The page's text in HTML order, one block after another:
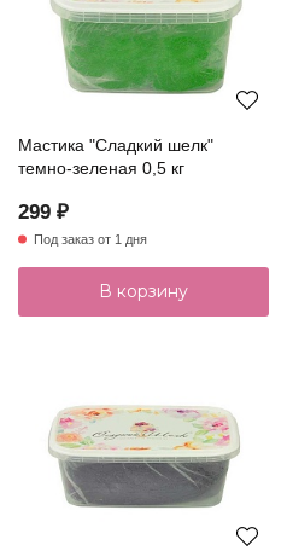
Мастика "Сладкий шелк"
темно-зеленая 0,5 кг
299 ₽
Под заказ от 1 дня
В корзину